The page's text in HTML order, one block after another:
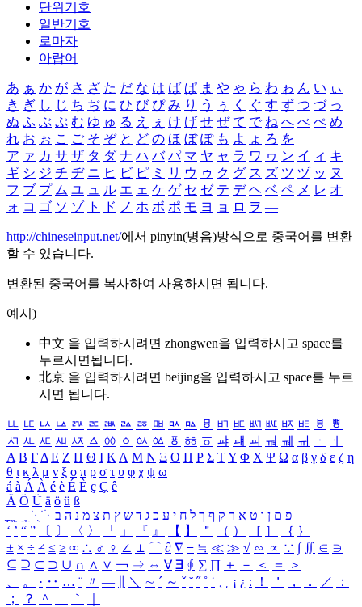
단위기호
일반기호
로마자
아랍어
あ ぁ か が さ ざ た だ な は ば ぱ ま や ゃ ら わ ゎ ん い ぃ
き ぎ し じ ち ぢ に ひ び ぴ み り う ぅ く ぐ す ず つ づ っ
ぬ ふ ぶ ぷ む ゆ ゅ る え ぇ け げ せ ぜ て で ね へ べ ぺ め
れ お ぉ こ ご そ ぞ と ど の ほ ぼ ぽ も よ ょ ろ を
ア ァ カ サ ザ タ ダ ナ ハ バ パ マ ヤ ャ ラ ワ ヮ ン イ ィ キ
ギ シ ジ チ ヂ ニ ヒ ビ ピ ミ リ ウ ゥ ク グ ス ズ ツ ヅ ッ ヌ
フ ブ プ ム ユ ュ ル エ ェ ケ ゲ セ ゼ テ デ ヘ ベ ペ メ レ オ
ォ コ ゴ ソ ゾ ト ド ノ ホ ボ ポ モ ヨ ョ ロ ヲ ―
http://chineseinput.net/에서 pinyin(병음)방식으로 중국어를 변환
할 수 있습니다.
변환된 중국어를 복사하여 사용하시면 됩니다.
예시)
中文 을 입력하시려면 zhongwen을 입력하시고 space를
누르시면됩니다.
北京 을 입력하시려면 beijing을 입력하시고 space를 누르
시면 됩니다.
ㅥ ㅦ ㅧ ㅨ ㅩ ㅪ ㅫ ㅬ ㅭ ㅮ ㅯ ㅰ ㅱ ㅲ ㅳ ㅴ ㅵ ㅶ ㅷ ㅸ
ㅹ
ㅺ ㅻ ㅼ ㅽ ㅾ ㅿ ㆀ ㆁ ㆂ ㆃ ㆄ ㆅ ㆆ ㆇ ㆈ ㆉ ㆊ ㆋ ㆌ ㆍ
ㆎ
Α Β ΓΔ Ε Ζ Η Θ Ι ΚΛ Μ Ν Ξ Ο Π Ρ Σ ΤΥ Φ Χ Ψ Ω α β γ δ ε ζ η
θ ι κ λ μ ν ξ ο π ρ σ τ υ φ χ ψ ω
á à Á À é è É È ç Ç ê
Ä Ö Ü ä ö ü ß
ִֶֹ ֻּ ׁׂ פ ם ן ו ט א ר ק ף ך ל ח י ע כ ג ד ש ץ ת צ מ נ ה ב
‘ ’ “ ” 〔 〕 〈 〉 「 」 『 』 【 】 ＂ （ ） ［ ］ ｛ ｝
± × ÷ ≠ ≤ ≥ ∞ ∴ ♂ ♀ ∠ ⊥ ⌒ ∂ ∇ ≡ ≒ ≪ ≫ √ ∽ ∝ ∵ ∫ ∬ ∈ ∋
⊆ ⊇ ⊂ ⊃ ∪ ∩ ∧ ∨ ￢ ⇒ ⇔ ∀ ∃ ∮ ∑ ∏ ＋ － ＜ ＝
＞
、
。 · ‥ … ¨ 〃 ― ＼ ∼ ´ ～ ˇ ˘ ˝ ˚ ˙ ¸ ¡ ¿ ː ！ ＇ ， ． ／
：
；
？ ＾ ｀